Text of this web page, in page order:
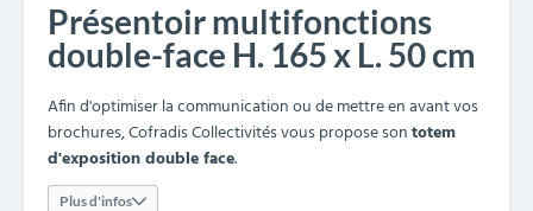
Présentoir multifonctions
double-face H. 165 x L. 50 cm
Afin d'optimiser la communication ou de mettre en avant vos
brochures, Cofradis Collectivités vous propose sontotem
d'exposition double face.
Plus d'infos